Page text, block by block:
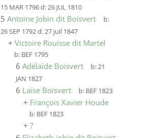
15 MAR 1796d:26 JUL 1810
5 Antoine Jobin dit Boisvert
b:
26 SEP 1792d:27 juil 1847
+ Victoire Rouisse dit Martel
b: BEF 1795
6 Adélaïde Boisvert b:21
JAN 1827
6 Laïse Boisvert b: BEF 1823
+ François Xavier Houde
b: BEF 1823
+ ?